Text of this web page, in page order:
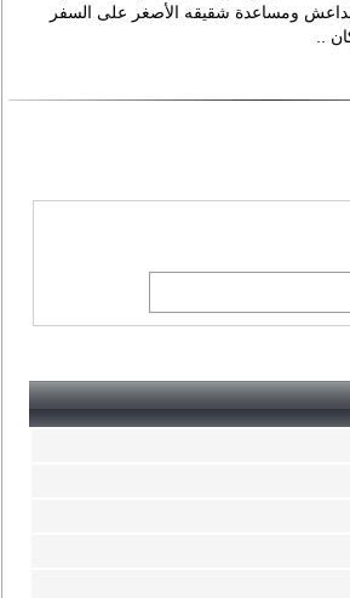
بداعش ومساعدة شقيقه الأصغر على السفر
..